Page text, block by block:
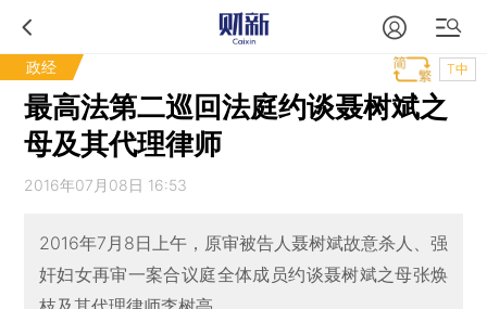
政经 T中
最高法第二巡回法庭约谈聂树斌之
母及其代理律师
2016年07月08日 16:53
2016年7月8日上午，原审被告人聂树斌故意杀人、强
奸妇女再审一案合议庭全体成员约谈聂树斌之母张焕